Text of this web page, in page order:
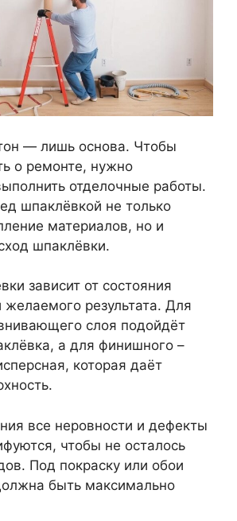
— лишь основа. Чтобы
о ремонте, нужно
отделочные работы.
шпаклёвкой не только
материалов, но и
шпаклёвки.
зависит от состояния
желаемого результата. Для
слоя подойдёт
а для финишного –
которая даёт
все неровности и дефекты
чтобы не осталось
Под покраску или обои
быть максимально